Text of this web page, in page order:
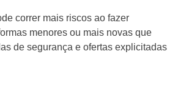
correr mais riscos ao fazer
menores ou mais novas que
de segurança e ofertas explicitadas